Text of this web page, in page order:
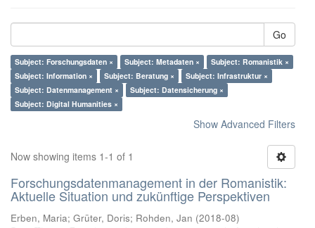
Go
Subject: Forschungsdaten × Subject: Metadaten ×
Subject: Romanistik ×
Subject: Information ×
Subject: Beratung ×
Subject: Infrastruktur ×
Subject: Datenmanagement ×
Subject: Datensicherung ×
Subject: Digital Humanities ×
Show Advanced Filters
Now showing items 1-1 of 1
Forschungsdatenmanagement in der Romanistik:
Aktuelle Situation und zukünftige Perspektiven
Erben, Maria; Grüter, Doris; Rohden, Jan (2018-08)